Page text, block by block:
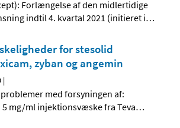
Forlængelse af den midlertidige
indtil 4. kvartal 2021 (initieret i…
for stesolid
zyban og angemin
|
med forsyningen af:
mg/ml injektionsvæske fra Teva…